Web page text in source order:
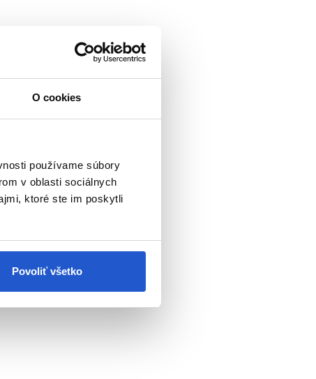
O cookies
používame súbory
v oblasti sociálnych
ktoré ste im poskytli
Povoliť všetko